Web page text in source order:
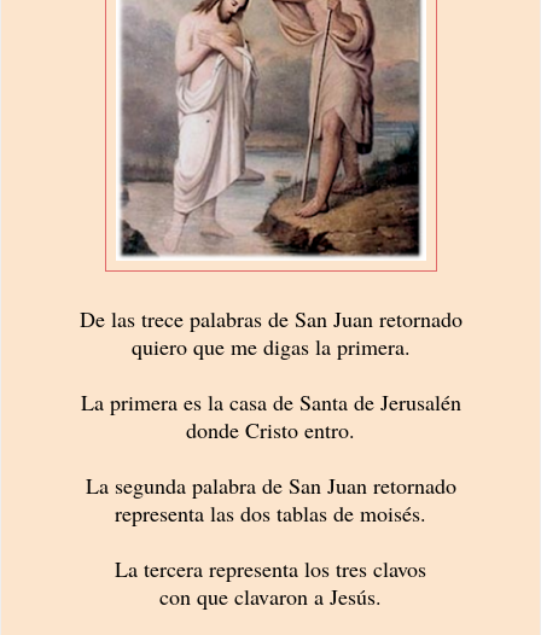
De las trece palabras de San Juan retornado
quiero que me digas la primera.
La primera es la casa de Santa de Jerusalén
donde Cristo entro.
La segunda palabra de San Juan retornado
representa las dos tablas de moisés.
La tercera representa los tres clavos
con que clavaron a Jesús.